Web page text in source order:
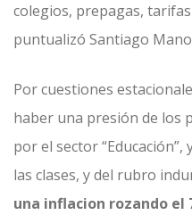
colegios, prepagas,
puntualizó Santiago
Por cuestiones
haber una presión de los
por el sector “Educación”,
las clases, y del rubro
una inflacion rozando el